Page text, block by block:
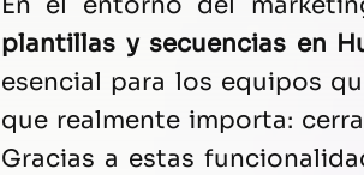
plantillas y secuencias en
esencial para los equipos
que realmente importa:
Gracias a estas